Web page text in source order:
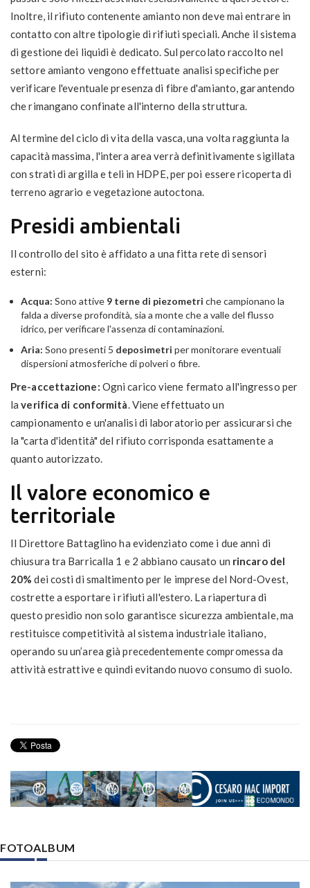
Inoltre, il rifiuto contenente amianto non deve mai entrare in
contatto con altre tipologie di rifiuti speciali. Anche il sistema
di gestione dei liquidi è dedicato. Sul percolato raccolto nel
settore amianto vengono effettuate analisi specifiche per
verificare l'eventuale presenza di fibre d'amianto, garantendo
che rimangano confinate all'interno della struttura.
Al termine del ciclo di vita della vasca, una volta raggiunta la
capacità massima, l'intera area verrà definitivamente sigillata
con strati di argilla e teli in HDPE, per poi essere ricoperta di
terreno agrario e vegetazione autoctona.
Presidi ambientali
Il controllo del sito è affidato a una fitta rete di sensori
esterni:
Acqua: Sono attive 9 terne di piezometri che campionano la
falda a diverse profondità, sia a monte che a valle del flusso
idrico, per verificare l'assenza di contaminazioni.
Aria: Sono presenti 5 deposimetri per monitorare eventuali
dispersioni atmosferiche di polveri o fibre.
Pre-accettazione: Ogni carico viene fermato all'ingresso per
laverifica di conformità. Viene effettuato un
campionamento e un'analisi di laboratorio per assicurarsi che
la "carta d'identità" del rifiuto corrisponda esattamente a
quanto autorizzato.
Il valore economico e
territoriale
Il Direttore Battaglino ha evidenziato come i due anni di
chiusura tra Barricalla 1 e 2 abbiano causato un rincaro del
20% dei costi di smaltimento per le imprese del Nord-Ovest,
costrette a esportare i rifiuti all'estero. La riapertura di
questo presidio non solo garantisce sicurezza ambientale, ma
restituisce competitività al sistema industriale italiano,
operando su un’area già precedentemente compromessa da
attività estrattive e quindi evitando nuovo consumo di suolo.
FOTOALBUM